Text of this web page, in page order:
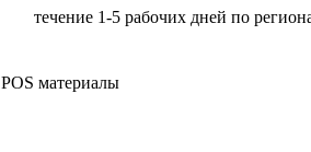
течение 1-5 рабочих дней по
POS материалы